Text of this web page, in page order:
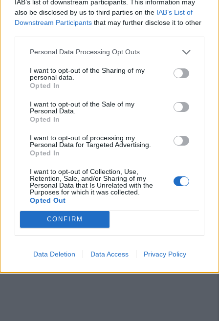
IAB’s list of downstream participants. This information may
also be disclosed by us to third parties on the IAB’s List of
Downstream Participants that may further disclose it to other
Personal Data Processing Opt Outs
I want to opt-out of the Sharing of my
personal data.
Opted In
I want to opt-out of the Sale of my
Personal Data.
Opted In
I want to opt-out of processing my
Personal Data for Targeted Advertising.
Opted In
I want to opt-out of Collection, Use,
Retention, Sale, and/or Sharing of my
Personal Data that Is Unrelated with the
Purposes for which it was collected.
Opted Out
CONFIRM
Data Deletion Data Access Privacy Policy
17 Luca Melis Ghilarza 2
Predrag Radovanovic Coghinas Calcio